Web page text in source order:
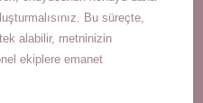
Bu süreçte,
alabilir, metninizin
ekiplere emanet